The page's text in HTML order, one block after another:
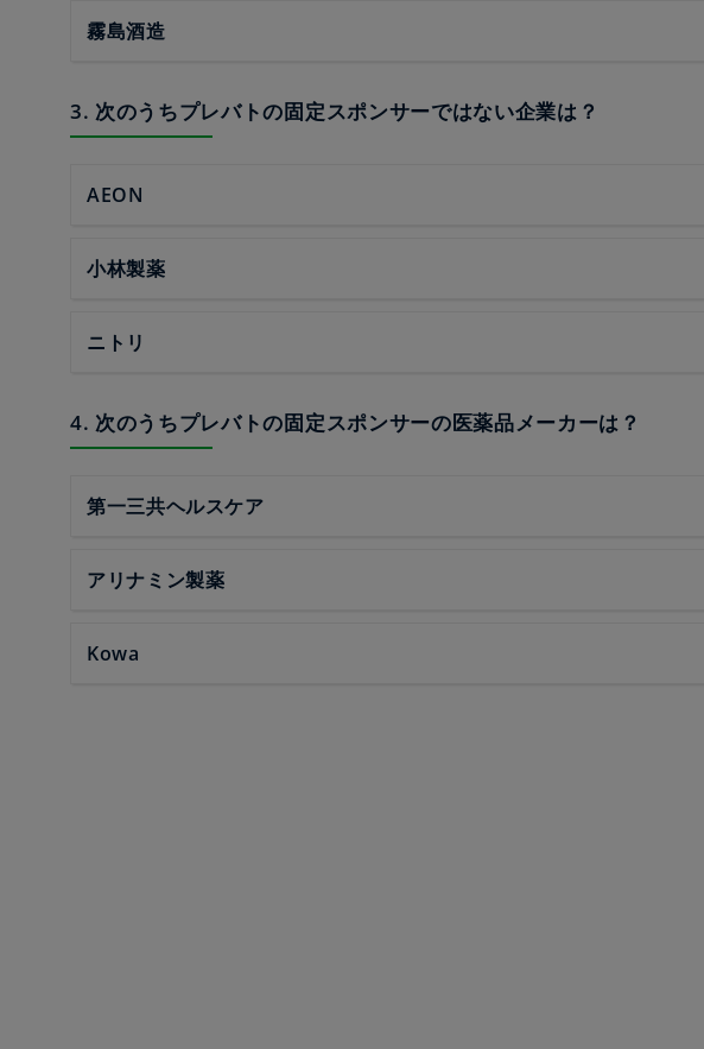
霧島酒造
3. 次のうちプレバトの固定スポンサーではない企業は？
AEON
小林製薬
ニトリ
4. 次のうちプレバトの固定スポンサーの医薬品メーカーは？
第一三共ヘルスケア
アリナミン製薬
Kowa